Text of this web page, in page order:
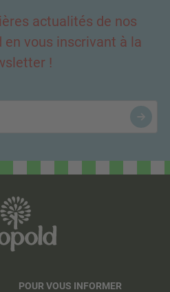
actualités de nos
en vous inscrivant à la
!
POUR VOUS INFORMER